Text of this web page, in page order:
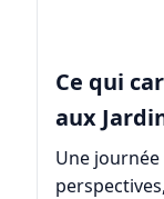
Ce qui
aux
Une journée